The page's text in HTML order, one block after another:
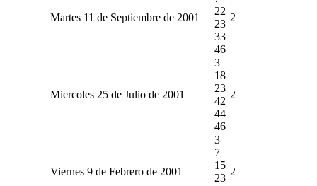
Martes 11 de Septiembre de 2001
22
23
33
46
2
Miercoles 25 de Julio de 2001
3
18
23
42
44
46
2
Viernes 9 de Febrero de 2001
3
7
15
23
2